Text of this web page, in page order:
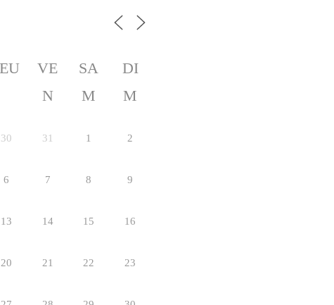
VE
N
SA
M
DI
M
30 31 1 2
6 7 8 9
13 14 15 16
20 21 22 23